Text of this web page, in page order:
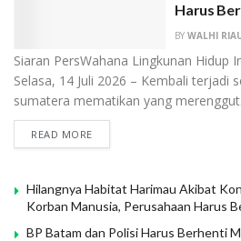
Harus
BY WALHI
Siaran PersWahana Lingkunan Hidup
Selasa, 14 Juli 2026 – Kembali terjadi
sumatera mematikan yang
READ MORE
Hilangnya Habitat Harimau Akibat
Korban Manusia, Perusahaan Harus
BP Batam dan Polisi Harus Berhenti